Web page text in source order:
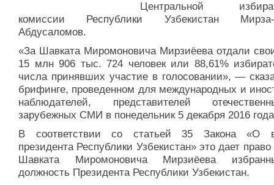
Центральной
комиссии Республики Узбекистан Мирза-
Абдусаломов.
«За Шавката Миромоновича Мирзиёева отдали
15 млн 906 тыс. 724 человек или 88,61%
числа принявших участие в голосовании», —
брифинге, проведенном для международных и
наблюдателей, представителей
зарубежных СМИ в понедельник 5 декабря 2016
В соответствии со статьей 35 Закона «О
президента Республики Узбекистан» это дает право
Шавката Миромоновича Мирзиёева
должность Президента Республики Узбекистан.